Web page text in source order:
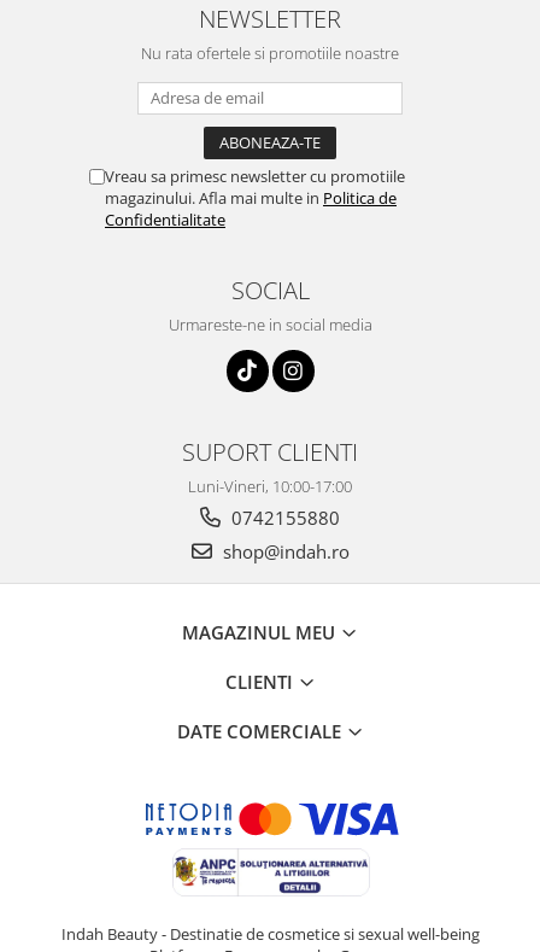
NEWSLETTER
Nu rata ofertele si promotiile noastre
Vreau sa primesc newsletter cu promotiile
magazinului. Afla mai multe in Politica de
Confidentialitate
SOCIAL
Urmareste-ne in social media
SUPORT CLIENTI
Luni-Vineri, 10:00-17:00
0742155880
shop@indah.ro
MAGAZINUL MEU
CLIENTI
DATE COMERCIALE
Indah Beauty - Destinatie de cosmetice si sexual well-being